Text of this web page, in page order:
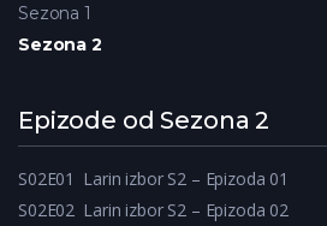
Sezona 1
Sezona 2
Epizode od Sezona 2
S02E01 Larin izbor S2 – Epizoda 01
S02E02 Larin izbor S2 – Epizoda 02